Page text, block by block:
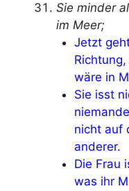
Sie minder
im Meer;
Jetzt
wäre in
Sie isst
nicht auf
anderer.
Die Frau
was ihr